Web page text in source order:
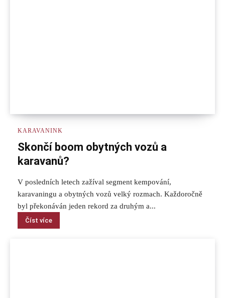
KARAVANINK
Skončí boom obytných vozů a
karavanů?
V posledních letech zažíval segment kempování,
karavaningu a obytných vozů velký rozmach. Každoročně
byl překonáván jeden rekord za druhým a...
Číst více